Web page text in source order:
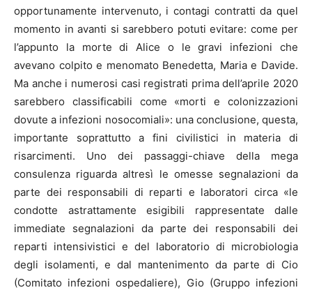
opportunamente intervenuto, i contagi contratti da quel
momento in avanti si sarebbero potuti evitare: come per
l’appunto la morte di Alice o le gravi infezioni che
avevano colpito e menomato Benedetta, Maria e Davide.
Ma anche i numerosi casi registrati prima dell’aprile 2020
sarebbero classificabili come «morti e colonizzazioni
dovute a infezioni nosocomiali»: una conclusione, questa,
importante soprattutto a fini civilistici in materia di
risarcimenti. Uno dei passaggi-chiave della mega
consulenza riguarda altresì le omesse segnalazioni da
parte dei responsabili di reparti e laboratori circa «le
condotte astrattamente esigibili rappresentate dalle
immediate segnalazioni da parte dei responsabili dei
reparti intensivistici e del laboratorio di microbiologia
degli isolamenti, e dal mantenimento da parte di Cio
(Comitato infezioni ospedaliere), Gio (Gruppo infezioni